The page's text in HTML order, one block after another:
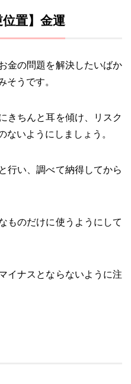
置】金運
金の問題を解決したいばか
そうです。
きちんと耳を傾け、リスク
ないようにしましょう。
行い、調べて納得してから
ものだけに使うようにして
イナスとならないように注